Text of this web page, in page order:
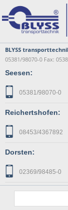
BLYSS
05381/98070-0 Fax:
Seesen:
05381/98070-0
Reichertshofen:
08453/4367892
Dorsten:
02369/98485-0